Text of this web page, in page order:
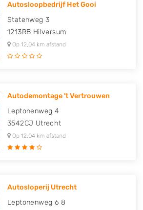
Autosloopbedrijf Het Gooi
Statenweg 3
1213RB Hilversum
Op 12,04 km afstand
Autodemontage 't Vertrouwen
Leptonenweg 4
3542CJ Utrecht
Op 12,04 km afstand
Autosloperij Utrecht
Leptonenweg 6 8